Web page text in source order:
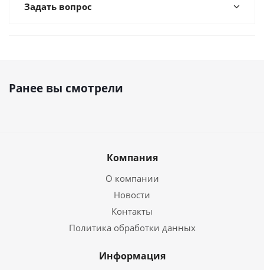
Задать вопрос
Ранее вы смотрели
Компания
О компании
Новости
Контакты
Политика обработки данных
Информация